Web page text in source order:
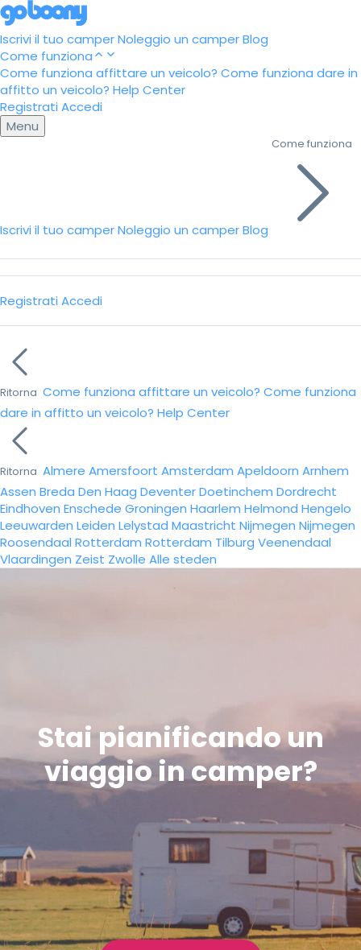
Iscrivi il tuo camperNoleggio un camperBlog
Come funziona
Come funziona affittare un veicolo? Come funziona dare in
affitto un veicolo? Help Center
Registrati Accedi
Menu
Iscrivi il tuo camperNoleggio un camperBlog
Come funziona
Registrati Accedi
Ritorna Come funziona affittare un veicolo? Come funziona
dare in affitto un veicolo? Help Center
Ritorna Almere Amersfoort Amsterdam Apeldoorn Arnhem
Assen Breda Den Haag DeventerDoetinchem Dordrecht
Eindhoven Enschede Groningen Haarlem Helmond Hengelo
Leeuwarden Leiden Lelystad Maastricht Nijmegen Nijmegen
Roosendaal Rotterdam Rotterdam Tilburg Veenendaal
Vlaardingen Zeist Zwolle Alle steden
Stai pianificando un
viaggio in camper?